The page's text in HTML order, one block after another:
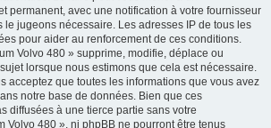
permanent, avec une notification à votre fournisseur
le jugeons nécessaire. Les adresses IP de tous les
pour aider au renforcement de ces conditions.
Volvo 480 » supprime, modifie, déplace ou
lorsque nous estimons que cela est nécessaire.
acceptez que toutes les informations que vous avez
notre base de données. Bien que ces
diffusées à une tierce partie sans votre
Volvo 480 », ni phpBB ne pourront être tenus